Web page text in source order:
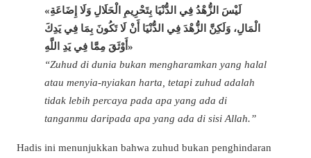
«لَيْسَ الزُّهْدُ فِي الدُّنْيَا بِتَحْرِيمِ الْحَلَالِ وَلَا إِضَاعَةِ
الْمَالِ، وَلَكِنَّ الزُّهْدَ فِي الدُّنْيَا أَنْ لَا تَكُونَ بِمَا فِي يَدِكَ
أَوْثَقَ مِمَّا فِي يَدِ اللَّهِ»
“Zuhud di dunia bukan mengharamkan yang halal
atau menyia-nyiakan harta, tetapi zuhud adalah
tidak lebih percaya pada apa yang ada di
tanganmu daripada apa yang ada di sisi Allah.”
Hadis ini menunjukkan bahwa zuhud bukan penghindaran